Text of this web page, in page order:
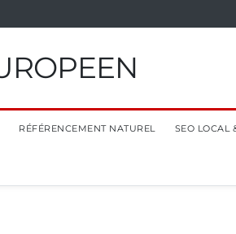
RÉFÉRENCEMENT NATUREL SEO LOCAL